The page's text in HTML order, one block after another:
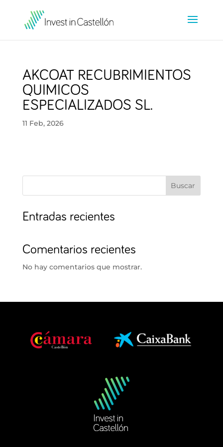
AKCOAT RECUBRIMIENTOS
QUIMICOS
ESPECIALIZADOS SL.
11 Feb, 2026
Buscar
Entradas recientes
Comentarios recientes
No hay comentarios que mostrar.